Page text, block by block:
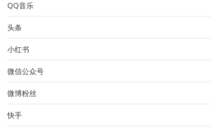
QQ音乐
头条
小红书
微信公众号
微博粉丝
快手